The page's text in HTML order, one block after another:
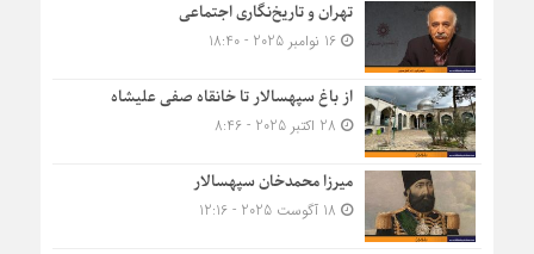
تهران و تاریخ‌نگاری اجتماعی
16 نوامبر 2025 - 18:40
از باغ سپهسالار تا خانقاه صفی علیشاه
میرزا محمدخان سپهسالار